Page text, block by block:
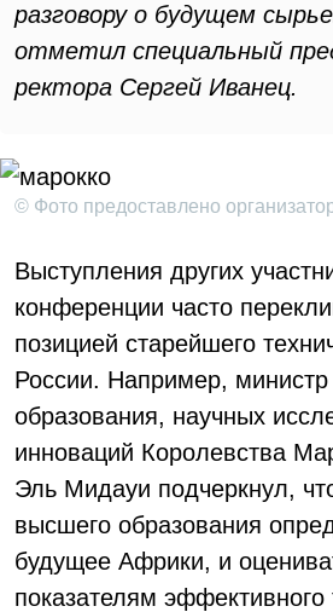
разговору о будущем
отметил специальный
ректора Сергей Иванец.
© Фото предоставлено
Выступления других
конференции часто
позицией старейшего
России. Например,
образования, научных
инноваций Королевства
Эль Мидауи подчеркнул,
высшего образования
будущее Африки, и
показателям эффективного